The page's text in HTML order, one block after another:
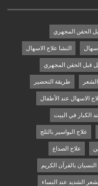
الحقن المجهري
النشا علاج الاسهال
قبل الحقن المجهري
طريقة التحضير
الاسهال عند الأطفال
الكبار في البيت
علاج البواسير بالثلج
علاج الصداع
النسيان بالقرآن الكريم
الشديد عند النساء